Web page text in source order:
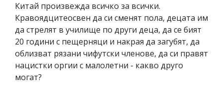
Китай произвежда всичко за всички.
Кравоядцитеосвен да си сменят пола, децата им
да стрелят в училище по други деца, да се бият
20 години с пещерняци и накрая да загубят, да
облизват рязани чифутски членове, да си правят
нацистки оргии с малолетни - какво друго
могат?